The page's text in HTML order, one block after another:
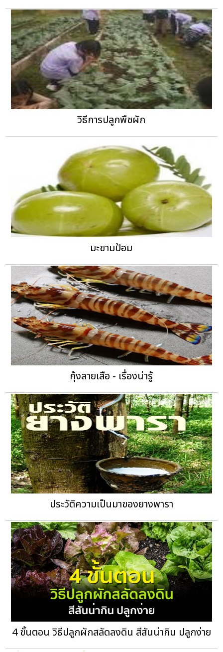
วิธีการปลูกพืชผัก
มะขามป้อม
กุ้งลายเสือ - เรื่องน่ารู้
ประวัติความเป็นมาของยางพารา
4 ขั้นตอน วิธีปลูกผักสลัดลงดิน สีสันน่ากิน ปลูกง่าย